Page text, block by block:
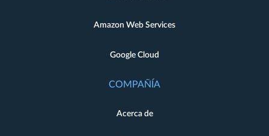
Amazon Web Services
Google Cloud
COMPAÑÍA
Acerca de